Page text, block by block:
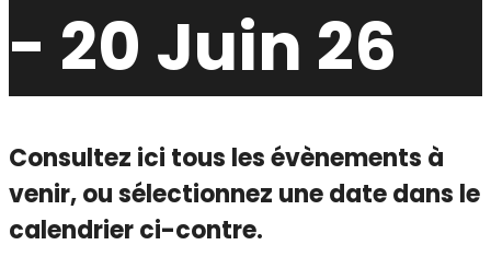
- 20 Juin 26
Consultez ici tous les évènements à
venir,ou sélectionnez une date dans le
calendrier ci-contre.